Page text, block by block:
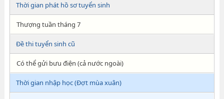
Thời gian phát hồ sơ tuyển sinh
Thượng tuần tháng 7
Đề thi tuyển sinh cũ
Có thể gửi bưu điện (cả nước ngoài)
Thời gian nhập học (Đợt mùa xuân)